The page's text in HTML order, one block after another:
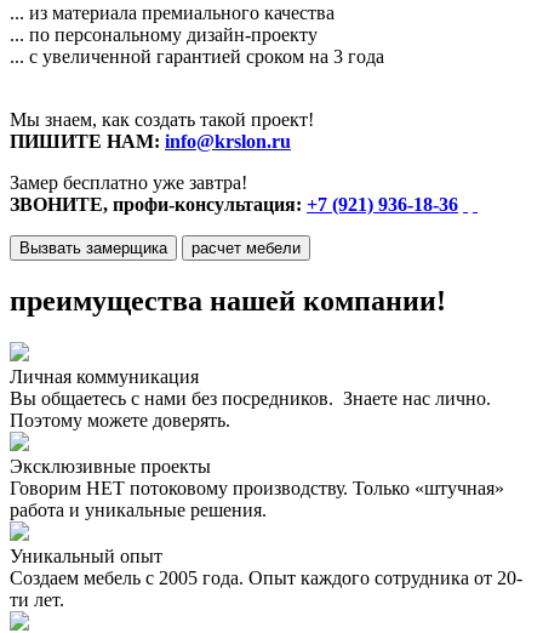
... из материала премиального качества
... по персональному дизайн-проекту
... с увеличенной гарантией сроком на 3 года
Мы знаем, как создать такой проект!
ПИШИТЕ НАМ: info@krslon.ru
Замер бесплатно уже завтра!
ЗВОНИТЕ, профи-консультация: +7 (921) 936-18-36
Вызвать замерщика расчет мебели
преимущества нашей компании!
Личная коммуникация
Вы общаетесь с нами без посредников. Знаете нас лично.
Поэтому можете доверять.
Эксклюзивные проекты
Говорим НЕТ потоковому производству. Только «штучная»
работа и уникальные решения.
Уникальный опыт
Создаем мебель с 2005 года. Опыт каждого сотрудника от 20-
ти лет.